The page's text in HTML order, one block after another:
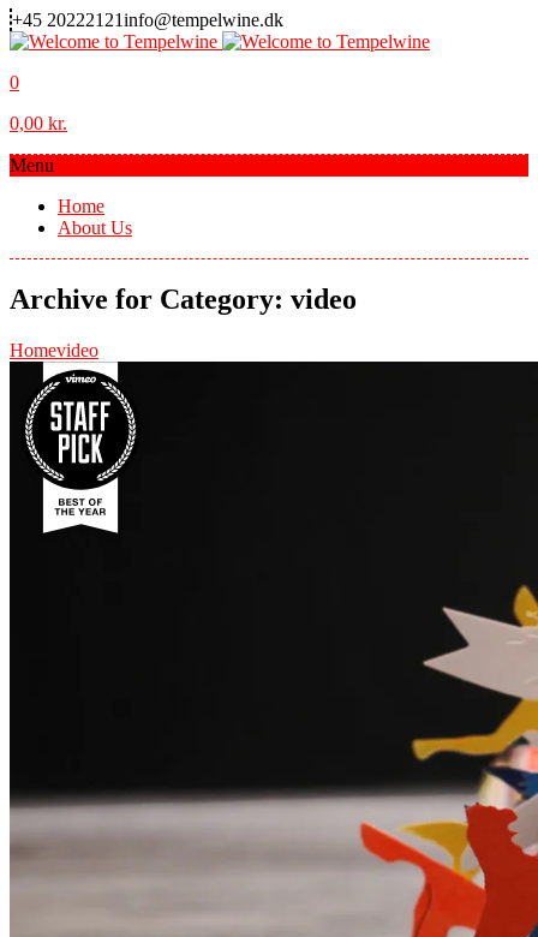
+45 20222121info@tempelwine.dk
0
0,00 kr.
Menu
Home
About Us
Archive for Category: video
Homevideo